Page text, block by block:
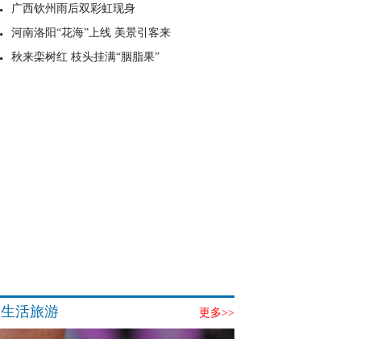
广西钦州雨后双彩虹现身
河南洛阳“花海”上线 美景引客来
秋来栾树红 枝头挂满“胭脂果”
更多>>
生活旅游